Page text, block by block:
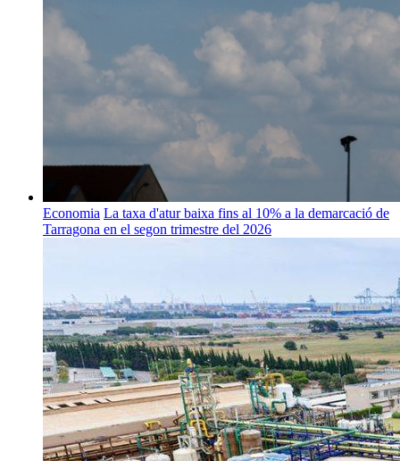
Economia La taxa d'atur baixa fins al 10% a la demarcació de
Tarragona en el segon trimestre del 2026